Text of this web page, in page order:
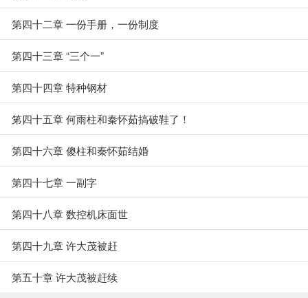
第四十二章 一份手册，一份制度
第四十三章 “三个一”
第四十四章 特种钢材
笫四十五章 何雨柱和秦怀茹搞破鞋了！
第四十六章 傻柱和秦怀茹结婚
第四十七章 一副字
第四十八章 数控机床面世
第四十九章 许大茂被赶
第五十章 许大茂被赶续